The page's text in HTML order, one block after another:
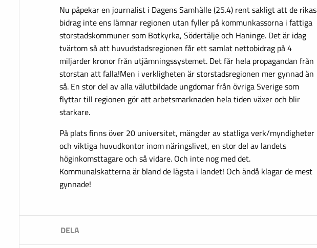
Nu påpekar en journalist i Dagens Samhälle (25.4) rent sakligt att de rikas
bidrag inte ens lämnar regionen utan fyller på kommunkassorna i fattiga
storstadskommuner som Botkyrka, Södertälje och Haninge. Det är idag
tvärtom så att huvudstadsregionen får ett samlat nettobidrag på 4
miljarder kronor från utjämningssystemet. Det får hela propagandan från
storstan att falla!Men i verkligheten är storstadsregionen mer gynnad än
så. En stor del av alla välutbildade ungdomar från övriga Sverige som
flyttar till regionen gör att arbetsmarknaden hela tiden växer och blir
starkare.
På plats finns över 20 universitet, mängder av statliga verk/myndigheter
och viktiga huvudkontor inom näringslivet, en stor del av landets
höginkomsttagare och så vidare. Och inte nog med det.
Kommunalskatterna är bland de lägsta i landet! Och ändå klagar de mest
gynnade!